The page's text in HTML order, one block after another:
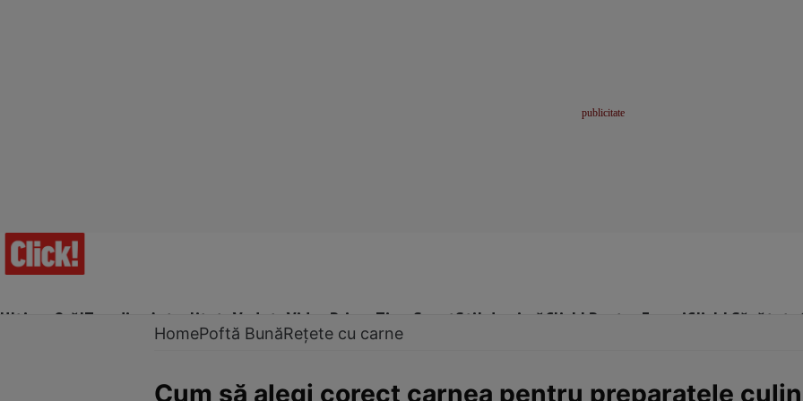
Ultima Oră!Trending Actualitate Vedete Video Prime Time SportStil de viațăClick! Pentru FemeiClick! Sănătate
HomePoftă BunăRețete cu carne
Cum să alegi corect carnea pentru preparatele